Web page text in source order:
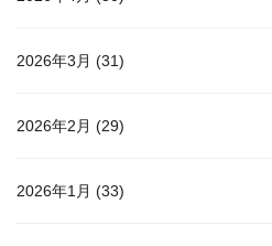
2026年3月 (31)
2026年2月 (29)
2026年1月 (33)